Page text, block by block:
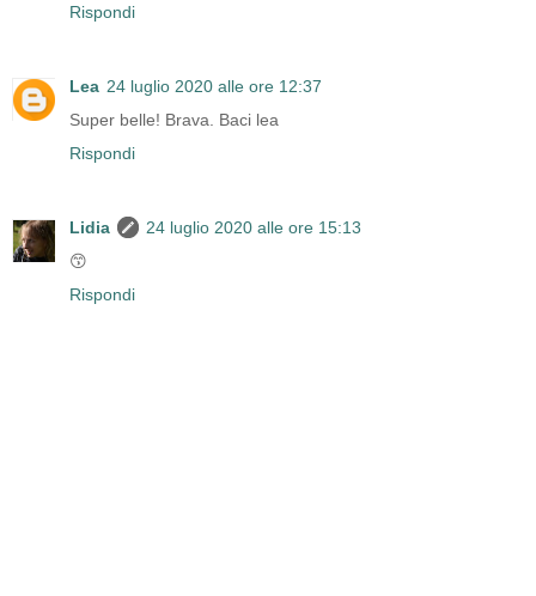
Rispondi
Lea 24 luglio 2020 alle ore 12:37
Super belle! Brava. Baci lea
Rispondi
Lidia
24 luglio 2020 alle ore 15:13
😙
Rispondi